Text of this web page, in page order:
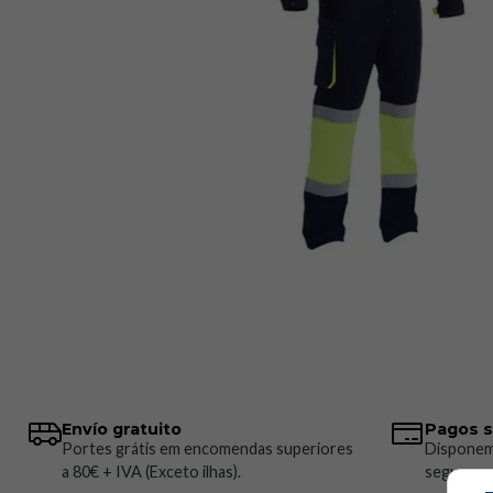
Envío gratuito
Portes grátis em encomendas superiores
a 80€ + IVA (Exceto ilhas).
Pagos
seguros.